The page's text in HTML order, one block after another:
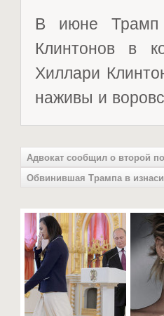
В июне Трамп
Клинтонов в
Хиллари
наживы и
Адвокат сообщил о второй
Обвинившая Трампа в